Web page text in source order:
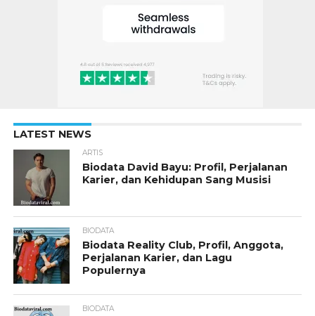
LATEST NEWS
ARTIS
Biodata David Bayu: Profil, Perjalanan
Karier, dan Kehidupan Sang Musisi
BIODATA
Biodata Reality Club, Profil, Anggota,
Perjalanan Karier, dan Lagu
Populernya
BIODATA